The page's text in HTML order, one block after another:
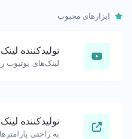
ابزارهای محبوب
تولیدکننده لینک UTM